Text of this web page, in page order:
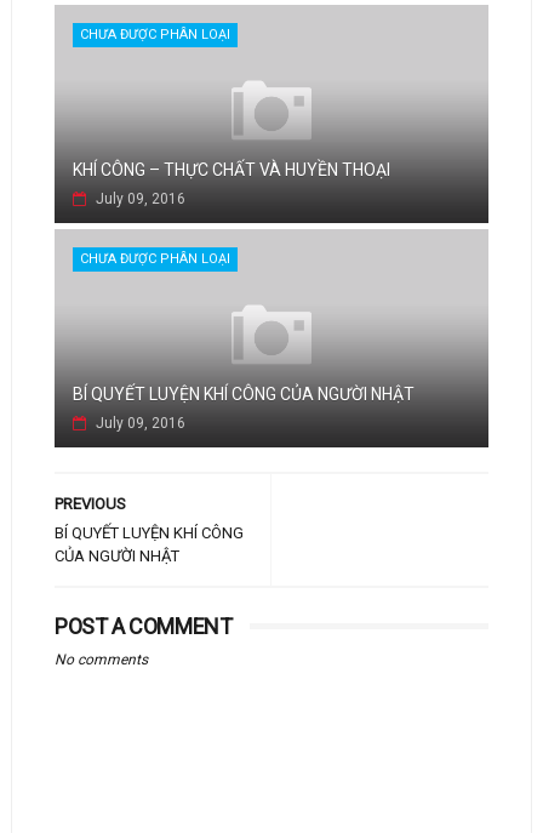
CHƯA ĐƯỢC PHÂN LOẠI
KHÍ CÔNG – THỰC CHẤT VÀ HUYỀN THOẠI
July 09, 2016
CHƯA ĐƯỢC PHÂN LOẠI
BÍ QUYẾT LUYỆN KHÍ CÔNG CỦA NGƯỜI NHẬT
July 09, 2016
PREVIOUS
BÍ QUYẾT LUYỆN KHÍ CÔNG
CỦA NGƯỜI NHẬT
POST A COMMENT
No comments